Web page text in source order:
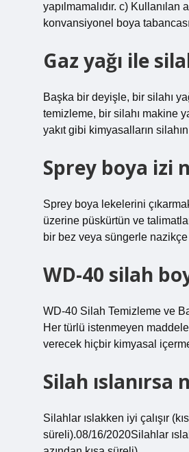
yapılmamalıdır. c)
konvansiyonel boya
Gaz yağı ile
Başka bir deyişle, bir silahı
temizleme, bir silahı makine
yakıt gibi kimyasalların
Sprey boya izi
Sprey boya lekelerini
üzerine püskürtün ve
bir bez veya süngerle
WD-40 silah
WD-40 Silah Temizleme ve
Her türlü istenmeyen
verecek hiçbir kimyasal
Silah ıslanırsa
Silahlar ıslakken iyi çalışır
süreli).08/16/2020Silahlar